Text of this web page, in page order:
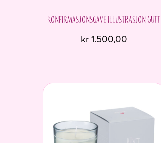
Konfirmasjonsgave Illustrasjon Gutt
kr1.500,00